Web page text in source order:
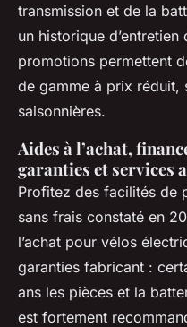
transmission et de la
un historique
promotions permettent
de gamme à prix réduit,
saisonnières.
Aides à l’achat,
garanties et services
Profitez des facilités de
sans frais constaté en
l’achat pour vélos
garanties fabricant :
ans les pièces et la
est fortement